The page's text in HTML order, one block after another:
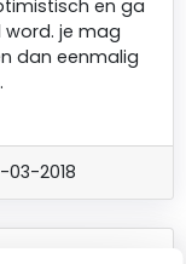
en ga
je mag
dan eenmalig
03-2018